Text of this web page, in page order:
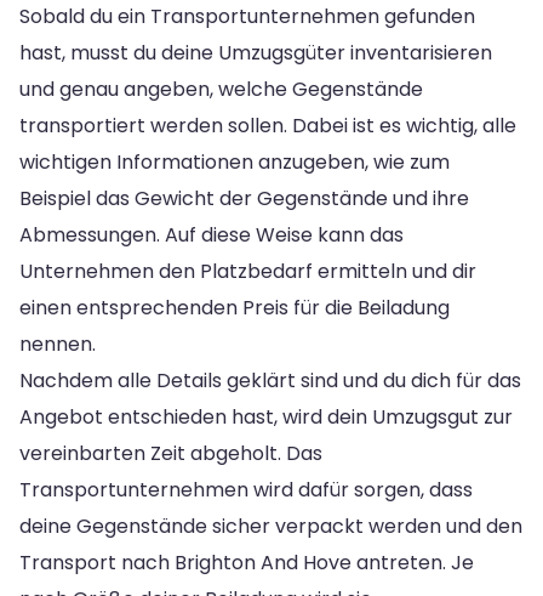
Sobald du ein Transportunternehmen gefunden
hast, musst du deine Umzugsgüter inventarisieren
und genau angeben, welche Gegenstände
transportiert werden sollen. Dabei ist es wichtig, alle
wichtigen Informationen anzugeben, wie zum
Beispiel das Gewicht der Gegenstände und ihre
Abmessungen. Auf diese Weise kann das
Unternehmen den Platzbedarf ermitteln und dir
einen entsprechenden Preis für die Beiladung
nennen.
Nachdem alle Details geklärt sind und du dich für das
Angebot entschieden hast, wird dein Umzugsgut zur
vereinbarten Zeit abgeholt. Das
Transportunternehmen wird dafür sorgen, dass
deine Gegenstände sicher verpackt werden und den
Transport nach Brighton And Hove antreten. Je